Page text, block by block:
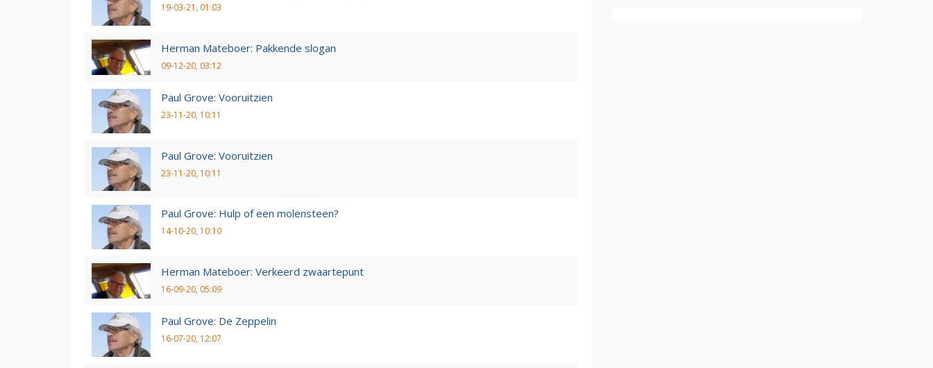
19-03-21, 01:03
Herman Mateboer: Pakkende slogan
09-12-20, 03:12
Paul Grove: Vooruitzien
23-11-20, 10:11
Paul Grove: Vooruitzien
23-11-20, 10:11
Paul Grove: Hulp of een molensteen?
14-10-20, 10:10
Herman Mateboer: Verkeerd zwaartepunt
16-09-20, 05:09
Paul Grove: De Zeppelin
16-07-20, 12:07